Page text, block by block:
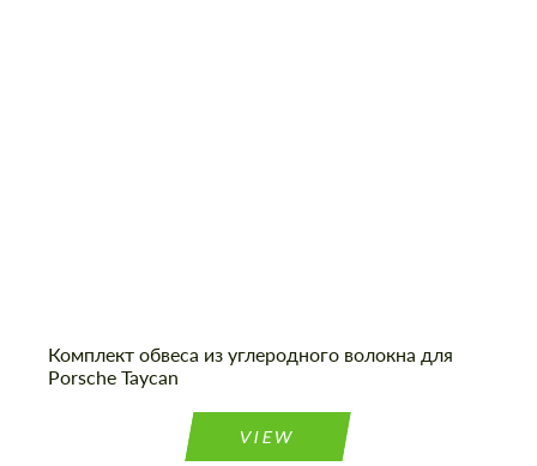
Комплект обвеса из углеродного волокна для
Porsche Taycan
VIEW
СВЯЖИТЕСЬ СО МНОЙ
СВЯЖИТЕСЬ СО МНОЙ